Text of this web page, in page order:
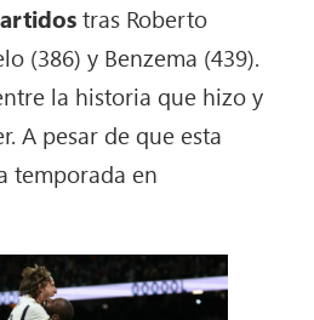
tras Roberto
(386) y Benzema (439).
la historia que hizo y
A pesar de que esta
temporada en